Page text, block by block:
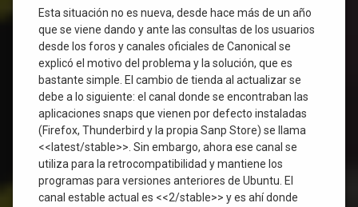
Esta situación no es nueva, desde hace más de un año
que se viene dando y ante las consultas de los usuarios
desde los foros y canales oficiales de Canonical se
explicó el motivo del problema y la solución, que es
bastante simple. El cambio de tienda al actualizar se
debe a lo siguiente: el canal donde se encontraban las
aplicaciones snaps que vienen por defecto instaladas
(Firefox, Thunderbird y la propia Sanp Store) se llama
<<latest/stable>>. Sin embargo, ahora ese canal se
utiliza para la retrocompatibilidad y mantiene los
programas para versiones anteriores de Ubuntu. El
canal estable actual es <<2/stable>> y es ahí donde